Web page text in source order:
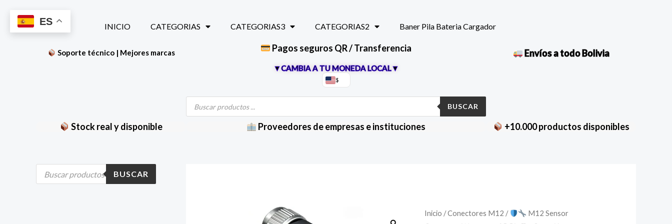
contenido
INICIO CATEGORIAS CATEGORIAS3 CATEGORIAS2 Baner Pila Bateria Cargador
Soporte técnico | Mejores marcas Pagos seguros QR / Transferencia Envíos a todo Bolivia
▼CAMBIA A TU MONEDA LOCAL▼
$
Búsqueda
productos
BUSCAR
Stock real y disponible Proveedores de empresas e instituciones +10.000 productos disponibles
B
s
BUSCAR
Inicio /Conectores M12 /
M12 Sensor
ES